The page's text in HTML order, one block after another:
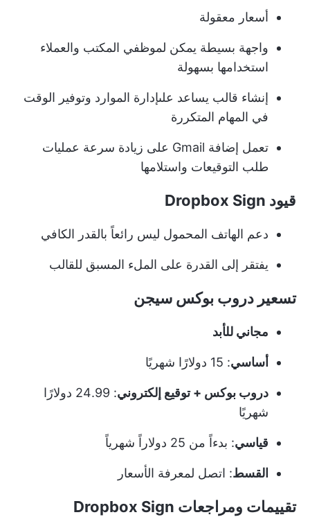
أسعار معقولة
واجهة بسيطة يمكن لموظفي المكتب والعملاء
استخدامها بسهولة
إنشاء قالب يساعد علىإدارة الموارد وتوفير الوقت
في المهام المتكررة
تعمل إضافة Gmail على زيادة سرعة عمليات
طلب التوقيعات واستلامها
قيود Dropbox Sign
دعم الهاتف المحمول ليس رائعاً بالقدر الكافي
يفتقر إلى القدرة على الملء المسبق للقالب
تسعير دروب بوكس سيجن
مجاني للأبد
أساسي: 15 دولارًا شهريًا
دروب بوكس + توقيع إلكتروني
: 24.99 دولارًا
شهريًا
قياسي: بدءاً من 25 دولاراً شهرياً
القسط: اتصل لمعرفة الأسعار
تقييمات ومراجعات Dropbox Sign